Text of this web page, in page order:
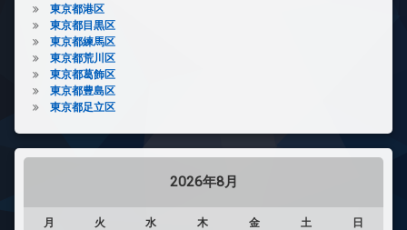
東京都港区
東京都目黒区
東京都練馬区
東京都荒川区
東京都葛飾区
東京都豊島区
東京都足立区
2026年8月
月 火 水 木 金 土 日